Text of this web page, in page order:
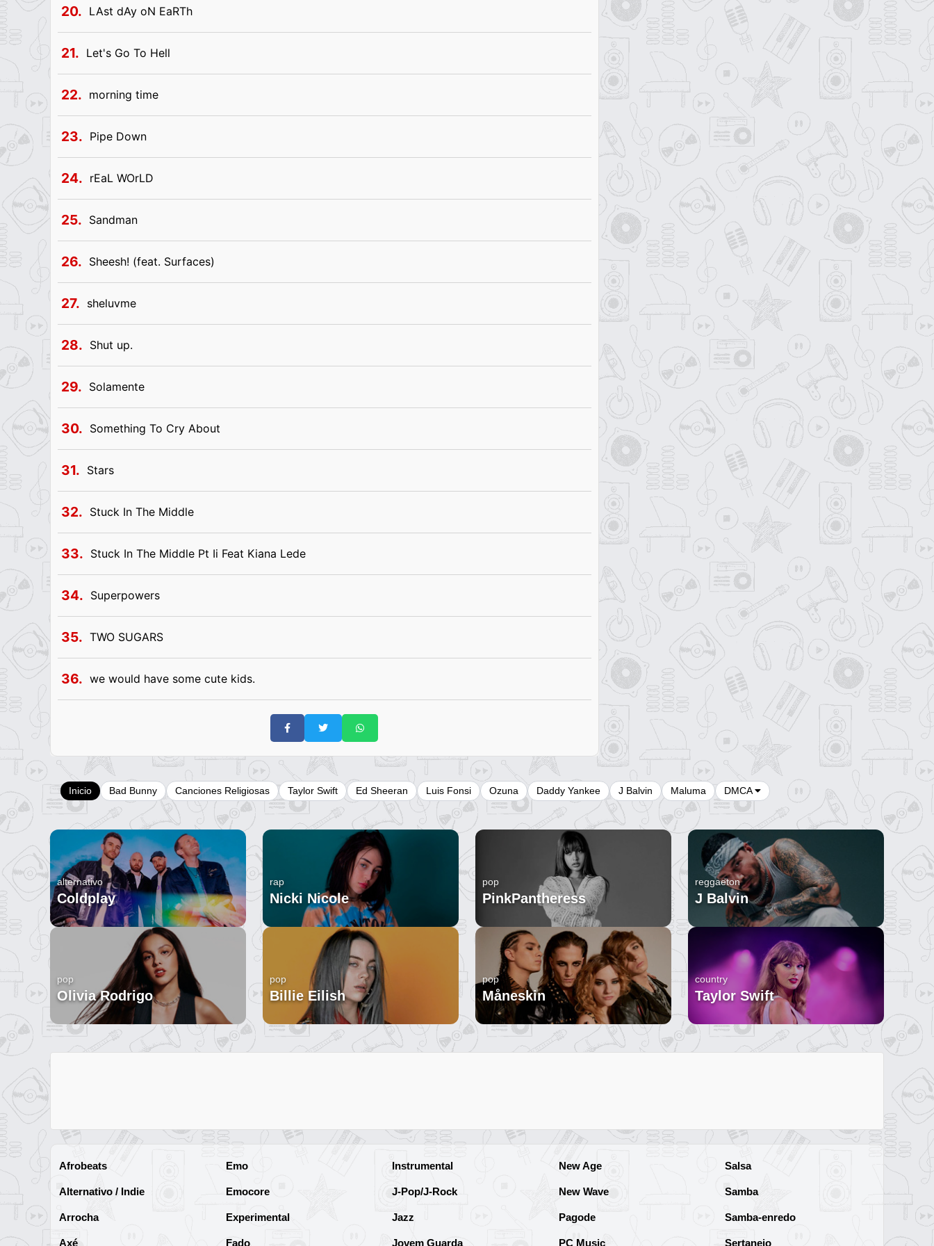
20. LAst dAy oN EaRTh
21. Let's Go To Hell
22. morning time
23. Pipe Down
24. ​rEaL WOrLD
25. Sandman
26. Sheesh! (feat. Surfaces)
27. sheluvme
28. Shut up.
29. Solamente
30. Something To Cry About
31. Stars
32. Stuck In The Middle
33. Stuck In The Middle Pt Ii Feat Kiana Lede
34. Superpowers
35. TWO SUGARS
36. we would have some cute kids.
Inicio Bad Bunny Canciones Religiosas Taylor Swift Ed Sheeran Luis Fonsi Ozuna Daddy Yankee J Balvin Maluma DMCA
alternativo
Coldplay
rap
Nicki Nicole
pop
PinkPantheress
reggaeton
J Balvin
pop
Olivia Rodrigo
pop
Billie Eilish
pop
Måneskin
country
Taylor Swift
Afrobeats
Alternativo / Indie
Arrocha
Axé
Emo
Emocore
Experimental
Fado
Instrumental
J-Pop/J-Rock
Jazz
Jovem Guarda
New Age
New Wave
Pagode
PC Music
Salsa
Samba
Samba-enredo
Sertanejo